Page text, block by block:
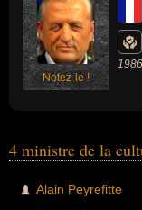
Notez-le !
4 ministre de la
Alain Peyrefitte